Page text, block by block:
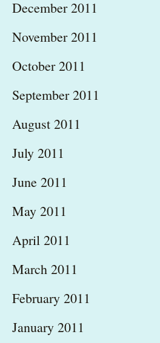
December 2011
November 2011
October 2011
September 2011
August 2011
July 2011
June 2011
May 2011
April 2011
March 2011
February 2011
January 2011